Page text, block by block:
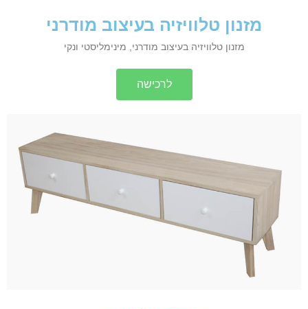
מזנון טלוויזיה בעיצוב מודרני
מזנון טלוויזיה בעיצוב מודרני, מינימליסטי ונקי
לרכישה